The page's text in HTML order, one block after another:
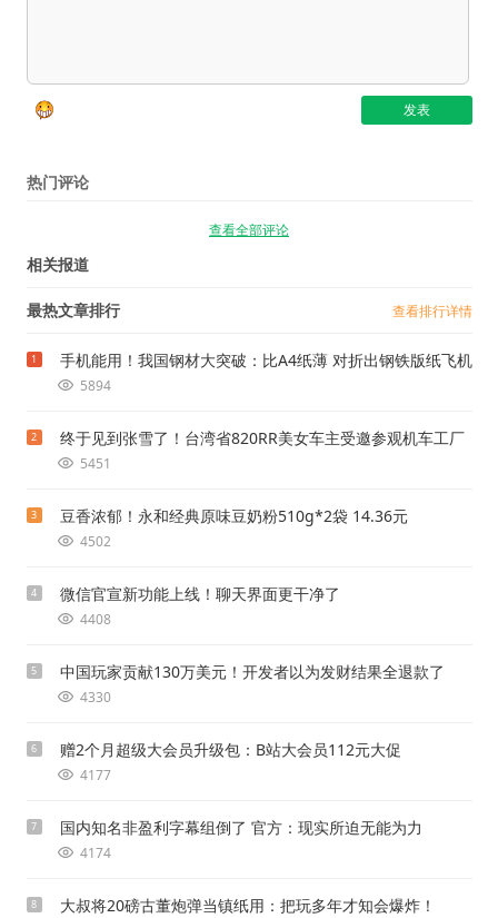
热门评论
查看全部评论
相关报道
最热文章排行 查看排行详情
1 手机能用！我国钢材大突破：比A4纸薄 对折出钢铁版纸飞机
5894
2 终于见到张雪了！台湾省820RR美女车主受邀参观机车工厂
5451
3 豆香浓郁！永和经典原味豆奶粉510g*2袋 14.36元
4502
4 微信官宣新功能上线！聊天界面更干净了
4408
5 中国玩家贡献130万美元！开发者以为发财结果全退款了
4330
6 赠2个月超级大会员升级包：B站大会员112元大促
4177
7 国内知名非盈利字幕组倒了 官方：现实所迫无能为力
4174
8 大叔将20磅古董炮弹当镇纸用：把玩多年才知会爆炸！